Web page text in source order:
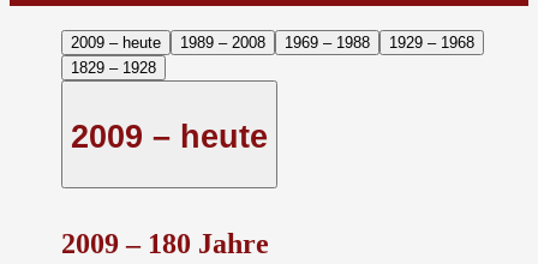
2009 – heute 1989 – 2008 1969 – 1988
1929 – 1968
1829 – 1928
2009 – heute
2009 – 180 Jahre